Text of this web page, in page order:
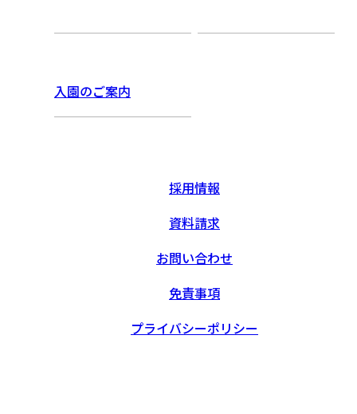
入園のご案内
採用情報
資料請求
お問い合わせ
免責事項
プライバシーポリシー